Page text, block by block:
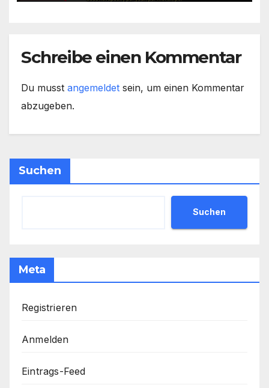
Schreibe einen Kommentar
Du musst angemeldet sein, um einen Kommentar
abzugeben.
Suchen
Suchen
Meta
Registrieren
Anmelden
Eintrags-Feed